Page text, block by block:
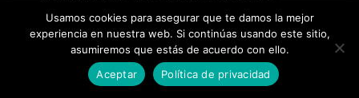
reiniciara automáticamente y nos arrancara hasta
la pantalla donde tenemos que insertar la
contraseña.
Usamos cookies para asegurar que te damos la mejor
experiencia en nuestra web. Si continúas usando este sitio,
asumiremos que estás de acuerdo con ello.
Aceptar
Política de privacidad